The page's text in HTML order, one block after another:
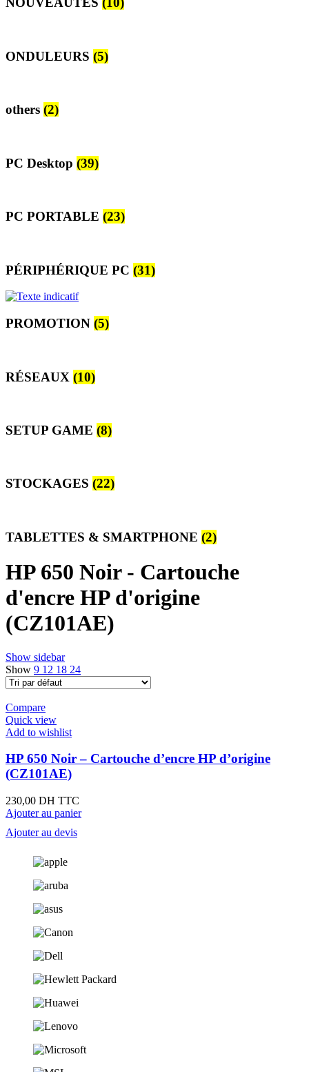
ONDULEURS (5)
others (2)
PC Desktop (39)
PC PORTABLE (23)
PÉRIPHÉRIQUE PC (31)
PROMOTION (5)
RÉSEAUX (10)
SETUP GAME (8)
STOCKAGES (22)
TABLETTES & SMARTPHONE (2)
HP 650 Noir - Cartouche
d'encre HP d'origine
(CZ101AE)
Show sidebar
Show 9 12 18 24
Compare
Quick view
Add to wishlist
HP 650 Noir – Cartouche d’encre HP d’origine
(CZ101AE)
230,00 DH TTC
Ajouter au panier
Ajouter au devis